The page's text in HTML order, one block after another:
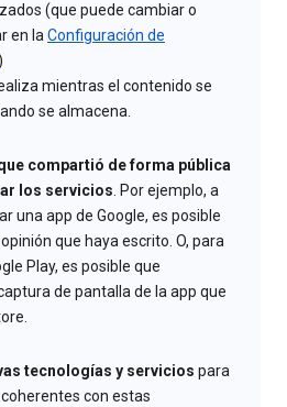
(que puede cambiar o
en laConfiguración de
mientras el contenido se
se almacena.
compartió de forma pública
los servicios. Por ejemplo, a
una app de Google, es posible
que haya escrito. O, para
Play, es posible que
de pantalla de la app que
tecnologías y servicios para
con estas